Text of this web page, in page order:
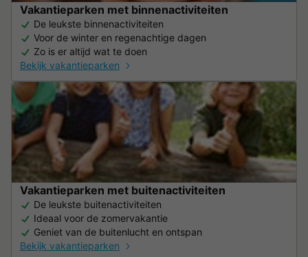
Vakantieparken met binnenactiviteiten
De leukste binnenactiviteiten
Voor de winter en regenachtige dagen
Zo is er altijd wat te doen
Bekijk vakantieparken
Vakantieparken met buitenactiviteiten
De leukste buitenactiviteiten
Ideaal voor de zomervakantie
Geniet van de buitenlucht en ontspan
Bekijk vakantieparken